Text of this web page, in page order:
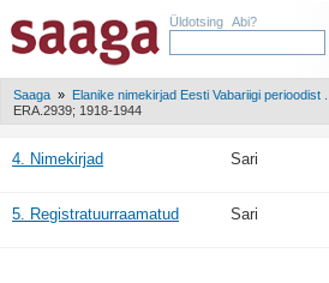
Üldotsing Abi?
Saaga » Elanike nimekirjad Eesti Vabariigi perioodist ...
ERA.2939; 1918-1944
4. Nimekirjad Sari
5. Registratuurraamatud Sari